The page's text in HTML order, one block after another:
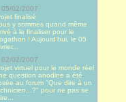
05/02/2007
finalisé
y sommes quand même
à le finaliser pour le
! Aujourd’hui, le 05
02/02/2007
virtuel pour le monde réel
question anodine a été
au forum "Que dire à un
pour ne pas se